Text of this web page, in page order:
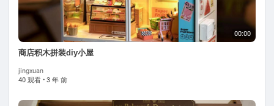
00:00
商店积木拼装diy小屋
jingxuan
40 观看 · 3 年 前